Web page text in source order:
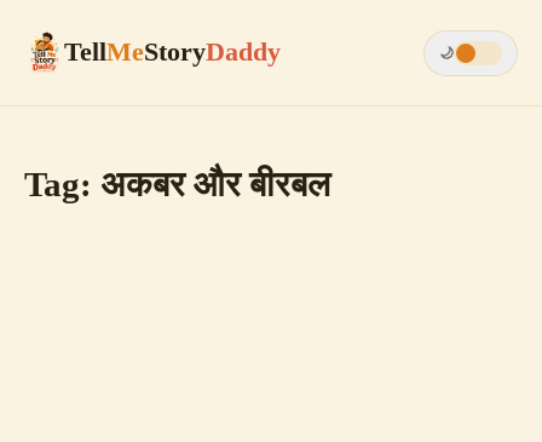
TellMeStoryDaddy 🌙
Tag: अकबर और बीरबल